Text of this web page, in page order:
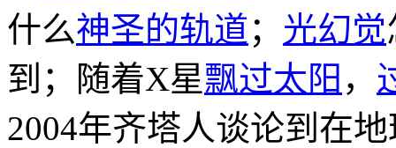
什么神圣的轨道； 光幻觉
到；随着X星飘过太阳 ，
2004年齐塔人谈论到在